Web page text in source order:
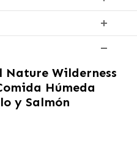
Nature Wilderness
Húmeda
y Salmón